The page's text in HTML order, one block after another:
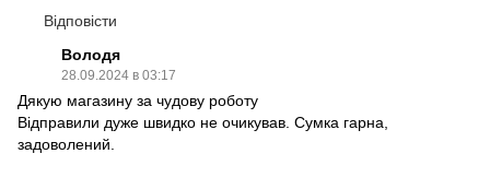
Відповісти
Володя
28.09.2024 в 03:17
Дякую магазину за чудову роботу
Відправили дуже швидко не очикував. Сумка гарна,
задоволений.